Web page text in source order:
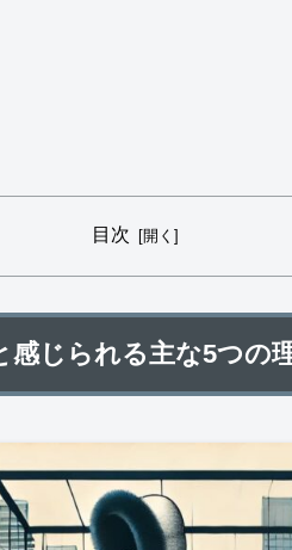
目次
感じられる主な5つの